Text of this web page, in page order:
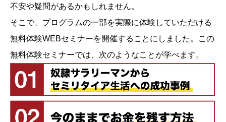
不安や疑問があるかもしれません。
そこで、プログラムの一部を実際に体験していただける
無料体験WEBセミナーを開催することにしました。この
無料体験セミナーでは、次のようなことが学べます。